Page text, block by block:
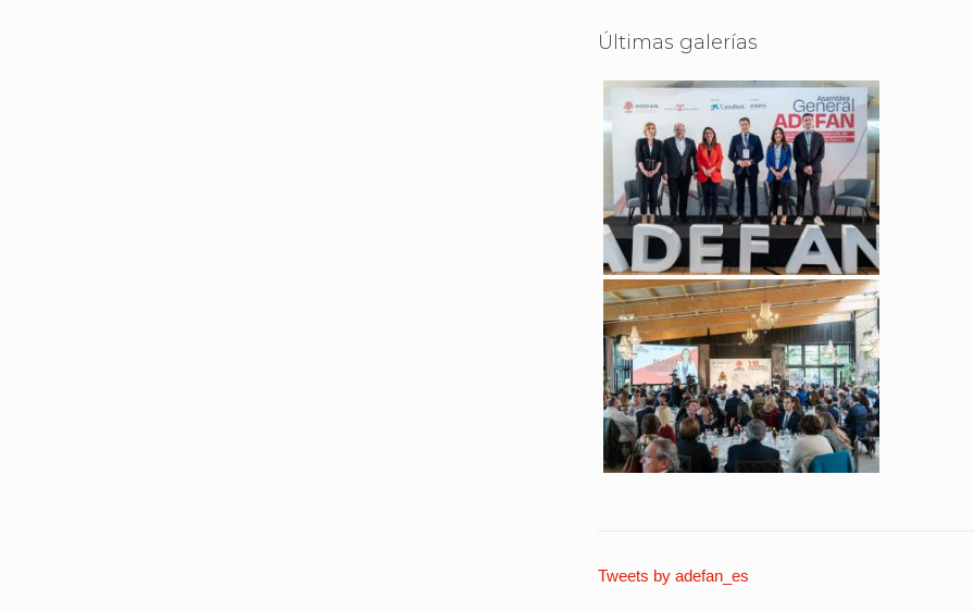
Últimas galerías
Tweets by adefan_es